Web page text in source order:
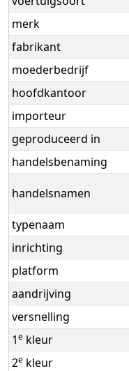
merk
fabrikant
moederbedrijf
hoofdkantoor
importeur
geproduceerd in
handelsbenaming
handelsnamen
typenaam
inrichting
platform
aandrijving
versnelling
1e kleur
2e kleur